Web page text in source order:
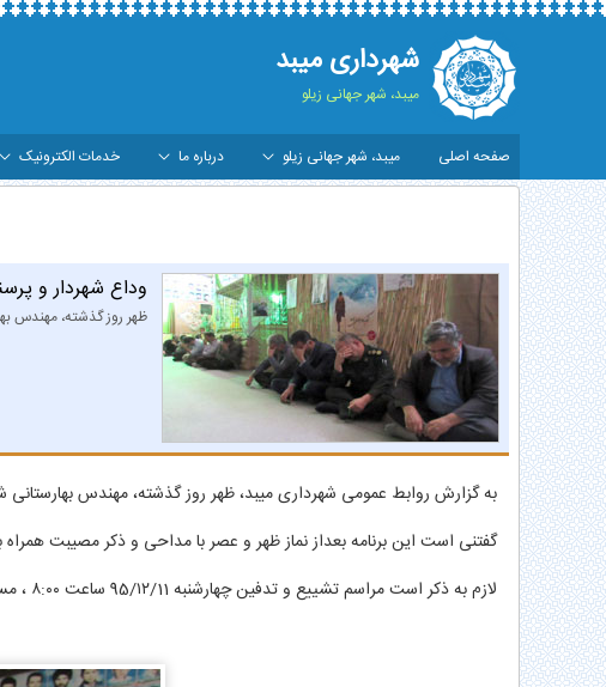
شهرداری میبد
میبد، شهر جهانی زیلو
صفحه اصلی میبد، شهر جهانی زیلو درباره ما خدمات الکترونیک
وداع شهردار و پرسنل شهرداری با شهید گمنام - شهرداری
وداع شهردار و
ظهر روز گذشته، مهندس
به گزارش روابط عمومی شهرداری میبد، ظهر روز گذشته، مهندس بهارستانی
گفتنی است این برنامه بعداز نماز ظهر و عصر با مداحی و ذکر مصیبت همراه
لازم به ذکر است مراسم تشییع و تدفین چهارشنبه 95/۱۲/11 ساعت ۸:۰۰ ، مسیر تشییع: سپاه قدیم – امامزاده سید صدرالدین قنبر- معراج شهدای شهرستان میبد- دانشگاه آیت الله حائری میبد می باشد.